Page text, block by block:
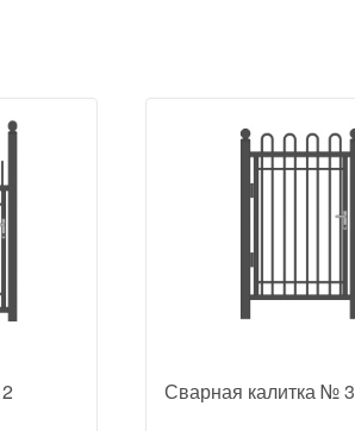
Сварная калитка № 3